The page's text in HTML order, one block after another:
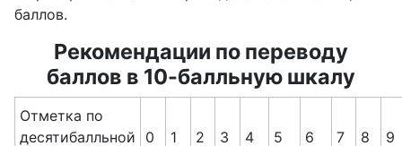
баллов.
Рекомендации по переводу
баллов в 10-балльную шкалу
Отметка по
десятибалльной
0 1 2 3 4 5 6 7 8 9